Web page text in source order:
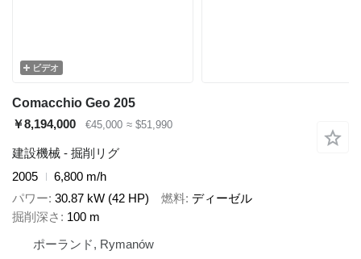
ビデオ
Comacchio Geo 205
￥8,194,000
€45,000 ≈ $51,990
建設機械 - 掘削リグ
2005
6,800 m/h
パワー 30.87 kW (42 HP) 燃料 ディーゼル
掘削深さ
100 m
ポーランド, Rymanów